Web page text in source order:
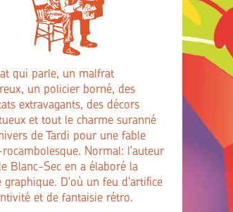
qui parle, un malfrat
un policier borné, des
extravagants, des décors
et tout le charme suranné
de Tardi pour une fable
Normal: l'auteur
Blanc-Sec en a élaboré la
graphique. D'où un feu d'artifice
et de fantaisie rétro.